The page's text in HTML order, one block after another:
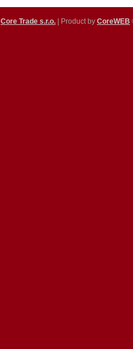
Core Trade s.r.o. | Product by CoreWEB